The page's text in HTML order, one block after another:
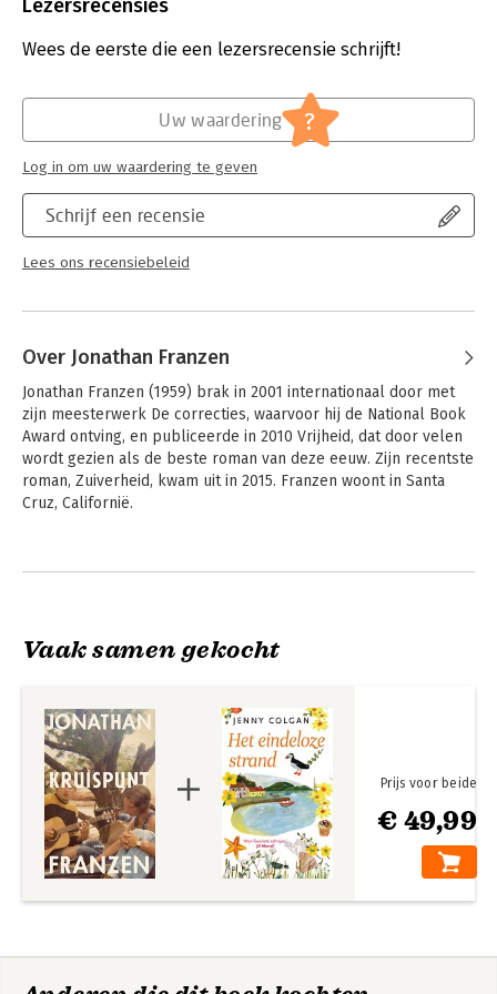
Verschijningsdatum:
27-9-2021
Literatuur en romans
Lezersrecensies
Wees de eerste die een lezersrecensie schrijft!
Schrijf een recensie
Lees ons recensiebeleid
Uw waardering ?
Log in om uw waardering te geven
Over Jonathan Franzen
Jonathan Franzen (1959) brak in 2001 internationaal door met
zijn meesterwerk De correcties, waarvoor hij de National Book
Award ontving, en publiceerde in 2010 Vrijheid, dat door velen
wordt gezien als de beste roman van deze eeuw. Zijn recentste
roman, Zuiverheid, kwam uit in 2015. Franzen woont in Santa
Cruz, Californië.
Andere boeken door Jonathan
Kruispunt De correcties
Vaak samen gekocht
€ 49,99
Prijs voor beide